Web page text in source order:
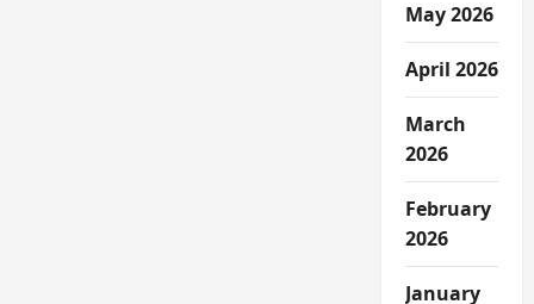
May 2026
April 2026
March
2026
February
2026
January